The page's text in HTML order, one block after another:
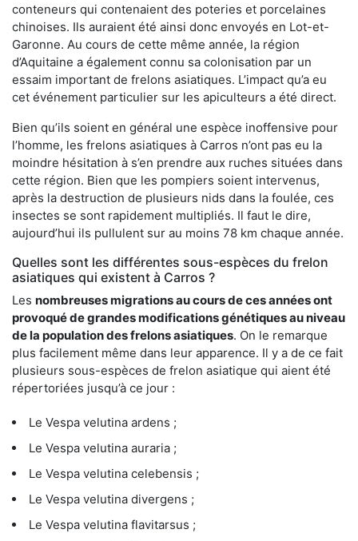
conteneurs qui contenaient des poteries et porcelaines
chinoises. Ils auraient été ainsi donc envoyés en Lot-et-
Garonne. Au cours de cette même année, la région
d’Aquitaine a également connu sa colonisation par un
essaim important de frelons asiatiques. L’impact qu’a eu
cet événement particulier sur les apiculteurs a été direct.
Bien qu’ils soient en général une espèce inoffensive pour
l’homme, les frelons asiatiques à Carros n’ont pas eu la
moindre hésitation à s’en prendre aux ruches situées dans
cette région. Bien que les pompiers soient intervenus,
après la destruction de plusieurs nids dans la foulée, ces
insectes se sont rapidement multipliés. Il faut le dire,
aujourd’hui ils pullulent sur au moins 78 km chaque année.
Quelles sont les différentes sous-espèces du frelon
asiatiques qui existent à Carros ?
Les nombreuses migrations au cours de ces années ont
provoqué de grandes modifications génétiques au niveau
de la population des frelons asiatiques. On le remarque
plus facilement même dans leur apparence. Il y a de ce fait
plusieurs sous-espèces de frelon asiatique qui aient été
répertoriées jusqu’à ce jour :
Le Vespa velutina ardens ;
Le Vespa velutina auraria ;
Le Vespa velutina celebensis ;
Le Vespa velutina divergens ;
Le Vespa velutina flavitarsus ;